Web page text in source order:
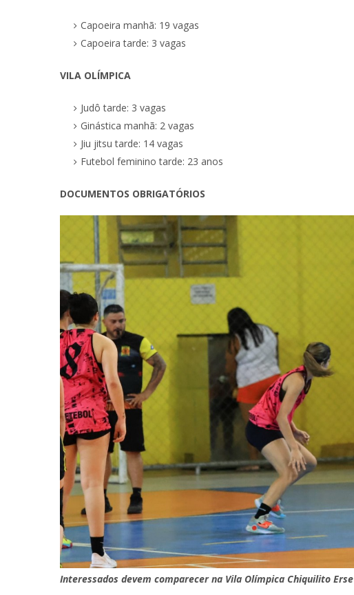
Capoeira manhã: 19 vagas
Capoeira tarde: 3 vagas
VILA OLÍMPICA
Judô tarde: 3 vagas
Ginástica manhã: 2 vagas
Jiu jitsu tarde: 14 vagas
Futebol feminino tarde: 23 anos
DOCUMENTOS OBRIGATÓRIOS
Interessados devem comparecer na Vila Olímpica Chiquilito Erse